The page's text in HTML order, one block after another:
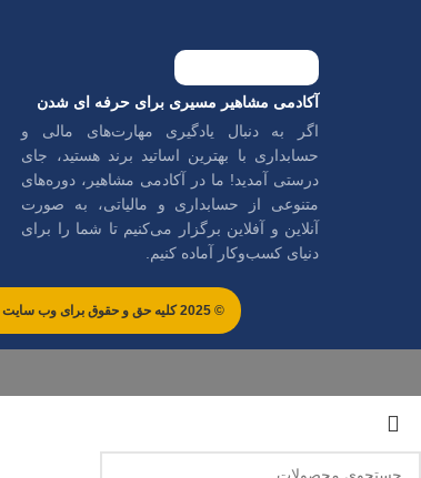
آکادمی مشاهیر مسیری برای حرفه ای شدن
اگر به دنبال یادگیری مهارت‌های مالی و
حسابداری با بهترین اساتید برند هستید، جای
درستی آمدید! ما در آکادمی مشاهیر، دوره‌های
متنوعی از حسابداری و مالیاتی، به صورت
آنلاین و آفلاین برگزار می‌کنیم تا شما را برای
دنیای کسب‌وکار آماده کنیم.
© 2025 کلیه حق و حقوق برای وب سایت مشاهیر محفوظ می باشد